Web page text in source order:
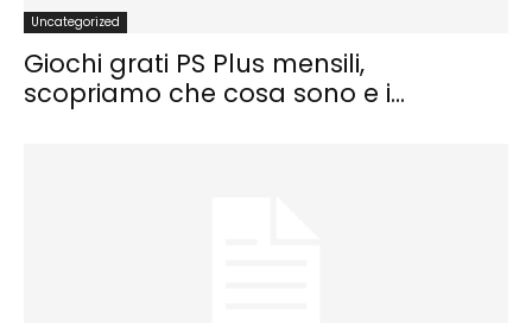
Uncategorized
Giochi grati PS Plus mensili,
scopriamo che cosa sono e i...